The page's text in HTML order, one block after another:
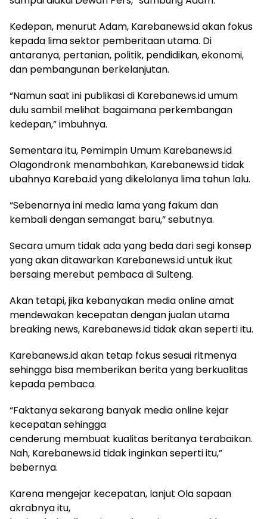
Kedepan, menurut Adam, Karebanews.id akan fokus
kepada lima sektor pemberitaan utama. Di
antaranya, pertanian, politik, pendidikan, ekonomi,
dan pembangunan berkelanjutan.
“Namun saat ini publikasi di Karebanews.id umum
dulu sambil melihat bagaimana perkembangan
kedepan,” imbuhnya.
Sementara itu, Pemimpin Umum Karebanews.id
Olagondronk menambahkan, Karebanews.id tidak
ubahnya Kareba.id yang dikelolanya lima tahun lalu.
“Sebenarnya ini media lama yang fakum dan
kembali dengan semangat baru,” sebutnya.
Secara umum tidak ada yang beda dari segi konsep
yang akan ditawarkan Karebanews.id untuk ikut
bersaing merebut pembaca di Sulteng.
Akan tetapi, jika kebanyakan media online amat
mendewakan kecepatan dengan jualan utama
breaking news, Karebanews.id tidak akan seperti itu.
Karebanews.id akan tetap fokus sesuai ritmenya
sehingga bisa memberikan berita yang berkualitas
kepada pembaca.
“Faktanya sekarang banyak media online kejar
kecepatan sehingga
cenderung membuat kualitas beritanya terabaikan.
Nah, Karebanews.id tidak inginkan seperti itu,”
bebernya.
Karena mengejar kecepatan, lanjut Ola sapaan
akrabnya itu,